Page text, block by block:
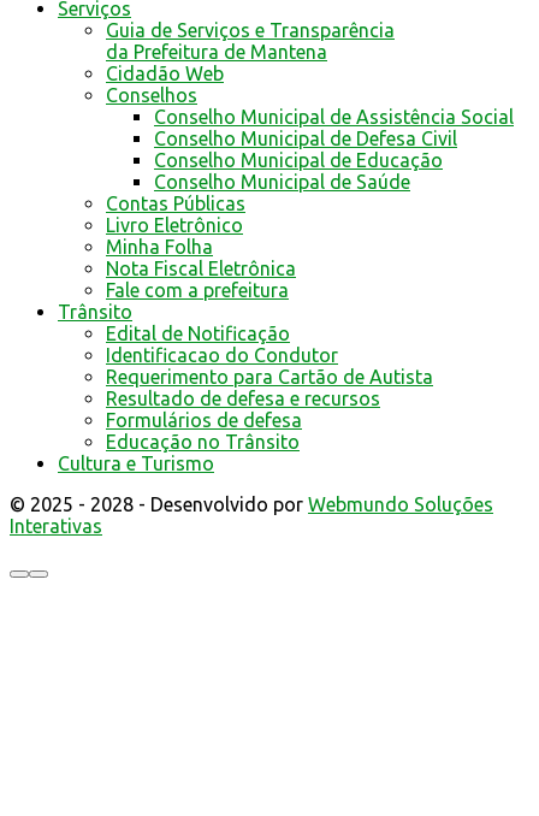
Serviços
Guia de Serviços e Transparência
da Prefeitura de Mantena
Cidadão Web
Conselhos
Conselho Municipal de Assistência Social
Conselho Municipal de Defesa Civil
Conselho Municipal de Educação
Conselho Municipal de Saúde
Contas Públicas
Livro Eletrônico
Minha Folha
Nota Fiscal Eletrônica
Fale com a prefeitura
Trânsito
Edital de Notificação
Identificacao do Condutor
Requerimento para Cartão de Autista
Resultado de defesa e recursos
Formulários de defesa
Educação no Trânsito
Cultura e Turismo
© 2025 - 2028 - Desenvolvido por Webmundo Soluções
Interativas